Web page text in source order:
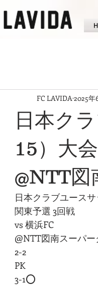
日本ク
15）大
@NTT図
FC LAVIDA 2025年
日本クラブユース
関東予選 3回戦
vs 横浜FC
@NTT図南スーパ
2-2
PK
3-1⭕️